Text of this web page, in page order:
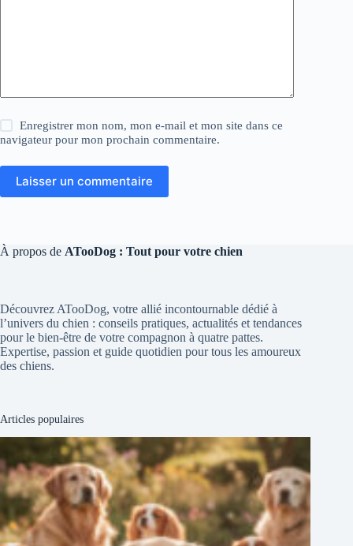
Enregistrer mon nom, mon e-mail et mon site dans ce
navigateur pour mon prochain commentaire.
Laisser un commentaire
À propos de ATooDog : Tout pour votre chien
Découvrez ATooDog, votre allié incontournable dédié à
l’univers du chien : conseils pratiques, actualités et tendances
pour le bien-être de votre compagnon à quatre pattes.
Expertise, passion et guide quotidien pour tous les amoureux
des chiens.
Articles populaires